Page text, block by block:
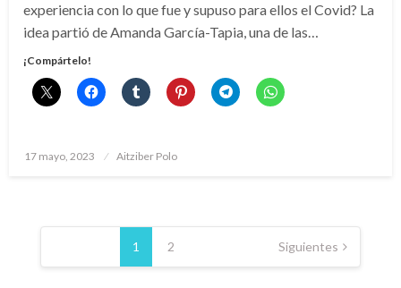
experiencia con lo que fue y supuso para ellos el Covid? La
idea partió de Amanda García-Tapia, una de las…
¡Compártelo!
Publicado
17 mayo, 2023 Aitziber Polo
Paginación
entradas
1 2 Siguientes